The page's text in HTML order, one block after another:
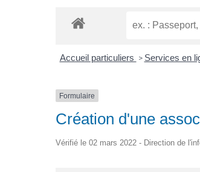
Accueil particuliers > Services en
Formulaire
Création d'une
Vérifié le 02 mars 2022 - Direction de